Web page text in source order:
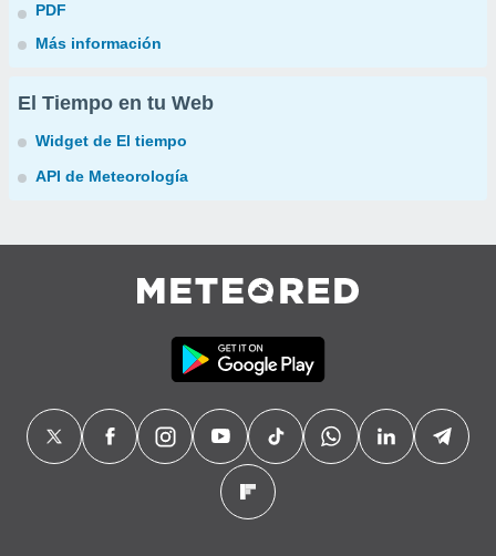
PDF
Más información
El Tiempo en tu Web
Widget de El tiempo
API de Meteorología